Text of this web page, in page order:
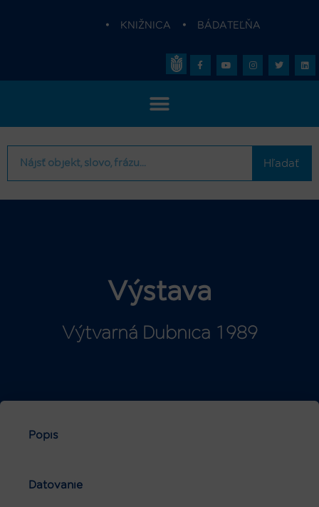
• KNIŽNICA • BÁDATEĽŇA
Hľadať
Výstava
Výtvarná Dubnica 1989
Popis
Datovanie